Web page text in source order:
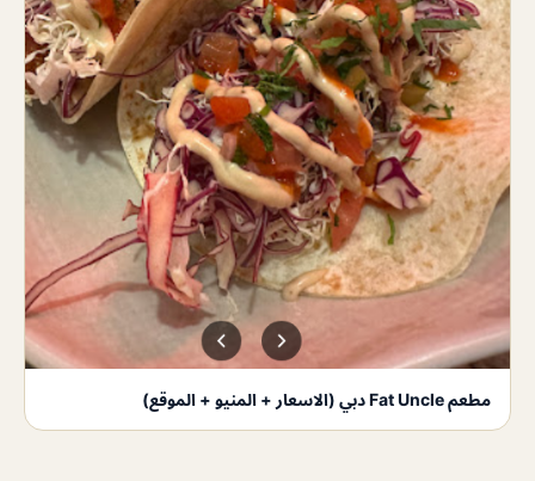
مطعم Fat Uncle دبي (الاسعار + المنيو + الموقع)